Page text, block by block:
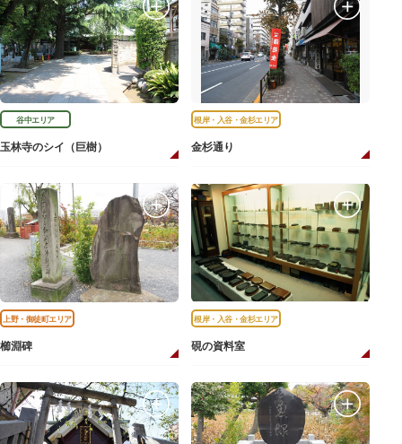
谷中エリア
玉林寺のシイ（巨樹）
根岸・入谷・金杉エリア
金杉通り
上野・御徒町エリア
櫛淵碑
根岸・入谷・金杉エリア
硯の資料室